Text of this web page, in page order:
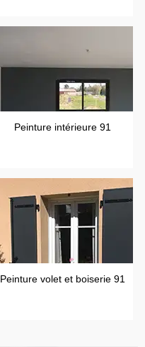
Peinture intérieure 91
Peinture volet et boiserie 91